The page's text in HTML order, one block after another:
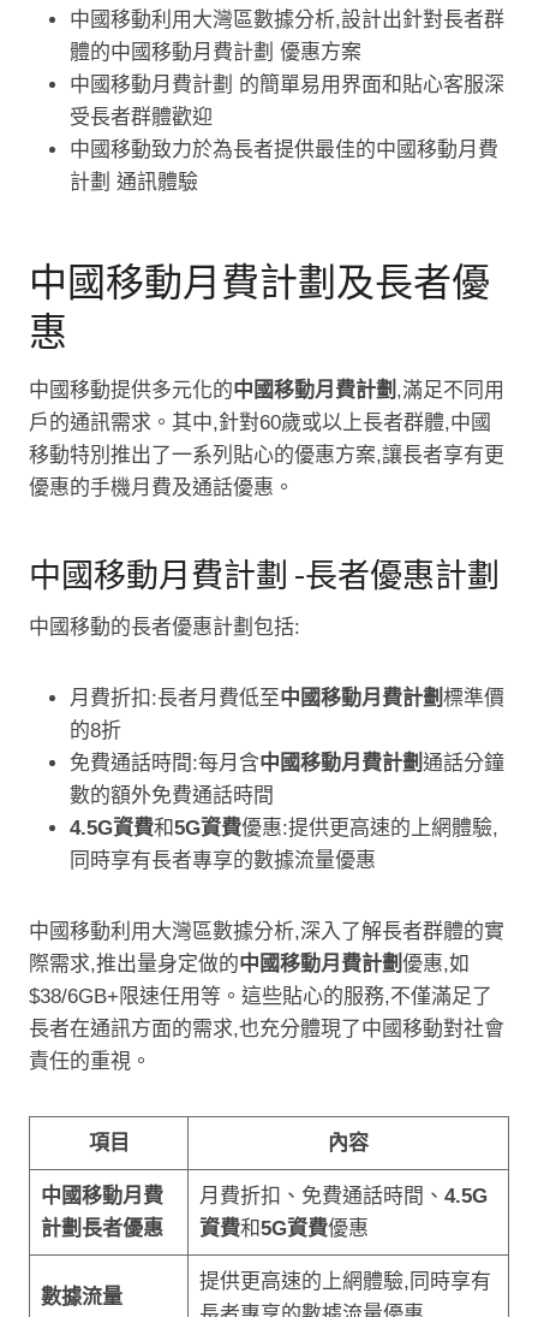
中國移動利用大灣區數據分析,設計出針對長者群
體的中國移動月費計劃 優惠方案
中國移動月費計劃 的簡單易用界面和貼心客服深
受長者群體歡迎
中國移動致力於為長者提供最佳的中國移動月費
計劃 通訊體驗
中國移動月費計劃及長者優
惠
中國移動提供多元化的中國移動月費計劃 ,滿足不同用
戶的通訊需求。其中,針對60歲或以上長者群體,中國
移動特別推出了一系列貼心的優惠方案,讓長者享有更
優惠的手機月費及通話優惠。
中國移動月費計劃 -長者優惠計劃
中國移動的長者優惠計劃包括:
月費折扣:長者月費低至中國移動月費計劃 標準價
的8折
免費通話時間:每月含中國移動月費計劃 通話分鐘
數的額外免費通話時間
4.5G資費和5G資費優惠:提供更高速的上網體驗,
同時享有長者專享的數據流量優惠
中國移動利用大灣區數據分析,深入了解長者群體的實
際需求,推出量身定做的中國移動月費計劃 優惠,如
$38/6GB+限速任用等。這些貼心的服務,不僅滿足了
長者在通訊方面的需求,也充分體現了中國移動對社會
責任的重視。
項目 內容
中國移動月費
計劃 長者優惠
月費折扣、免費通話時間、 4.5G
資費和5G資費優惠
數據流量
提供更高速的上網體驗,同時享有